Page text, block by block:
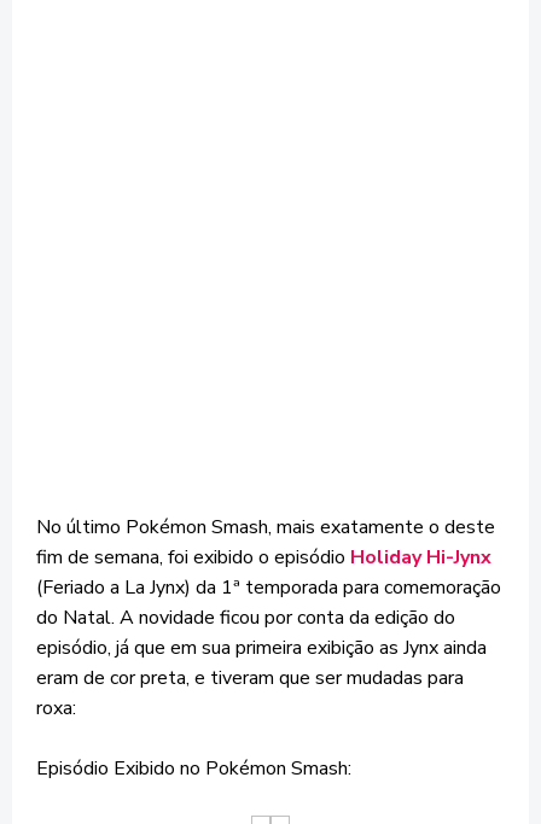
No último Pokémon Smash, mais exatamente o deste
fim de semana, foi exibido o episódio Holiday Hi-Jynx
(Feriado a La Jynx) da 1ª temporada para comemoração
do Natal. A novidade ficou por conta da edição do
episódio, já que em sua primeira exibição as Jynx ainda
eram de cor preta, e tiveram que ser mudadas para
roxa:
Episódio Exibido no Pokémon Smash: